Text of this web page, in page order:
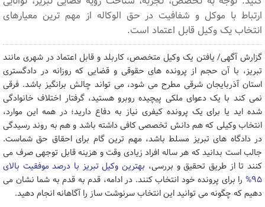
ارتباط با موکل و شفافیت در حق الوکاله از مهم ترین معیارهای
انتخاب یک وکیل قابل اعتماد است.
گزارش آگهی/ یافتن یک وکیل متخصص، کاربلد و قابل اعتماد در شهری مانند
تبریز، با آن حجم از پرونده های حقوقی و قضایی که روزانه در دادگستری
استان آذربایجان شرقی مطرح می شود، می تواند چالش برانگیز باشد. فرقی
نمی کند با یک دعوای ملکی پیچیده روبرو هستید، گرفتار اختلاف خانوادگی
شده اید یا برای یک پرونده کیفری نیاز به دفاع دارید؛ در همه این موارد،
انتخاب وکیلی که هم دانش تخصصی کافی داشته باشد و هم به روند رسیدگی
در دادگاه های تبریز مسلط باشد، مهم ترین گام برای احقاق حق شماست.
جالب است بدانید که هر ساله افراد زیادی وقت و هزینه قابل توجهی صرف می
کنند تا از طریق تحقیق و بررسی، بهترین وکیل تبریز با درصد موفقیت بالای
95%
را برای پرونده خود انتخاب کنند. در ادامه، قدم به قدم به شما نشان می
دهیم که چگونه می توانید این انتخاب سرنوشت ساز را آگاهانه انجام دهید.